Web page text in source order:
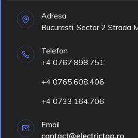
Adresa
Bucuresti, Sector 2 Strada
Telefon
+4 0767.898.751
+4 0765.608.406
+4 0733.164.706
Email
contact@electrictop.ro